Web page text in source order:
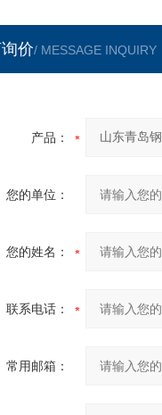
价/ MESSAGE INQUIRY
产品：
您的单位：
您的姓名：
联系电话：
常用邮箱：